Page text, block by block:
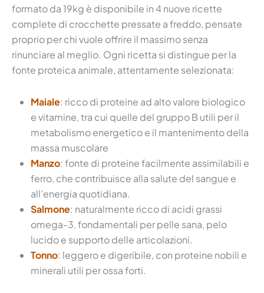
formato da 19kg è disponibile in 4 nuove ricette
complete di crocchette pressate a freddo, pensate
proprio per chi vuole offrire il massimo senza
rinunciare al meglio. Ogni ricetta si distingue per la
fonte proteica animale, attentamente selezionata:
Maiale: ricco di proteine ad alto valore biologico
e vitamine, tra cui quelle del gruppo B utili per il
metabolismo energetico e il mantenimento della
massa muscolare
Manzo: fonte di proteine facilmente assimilabili e
ferro, che contribuisce alla salute del sangue e
all’energia quotidiana.
Salmone: naturalmente ricco di acidi grassi
omega-3, fondamentali per pelle sana, pelo
lucido e supporto delle articolazioni.
Tonno: leggero e digeribile, con proteine nobili e
minerali utili per ossa forti.